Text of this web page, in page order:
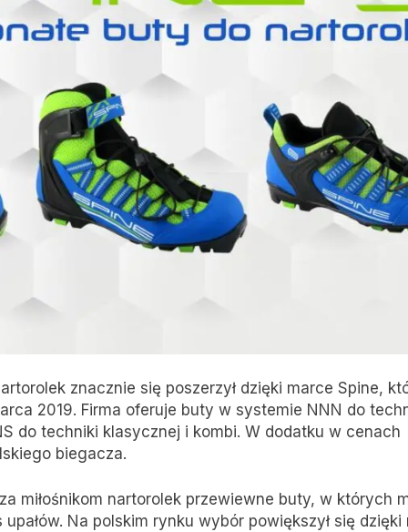
znacznie się poszerzył dzięki marce Spine,
2019. Firma oferuje buty w systemie NNN do
do techniki klasycznej i kombi. W dodatku w cenach
biegacza.
miłośnikom nartorolek przewiewne buty, w których
Na polskim rynku wybór powiększył się dzięki